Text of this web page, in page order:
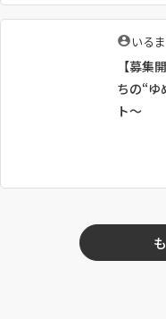
執
者
：
いる
【募集
ちの“ゆ
ト〜